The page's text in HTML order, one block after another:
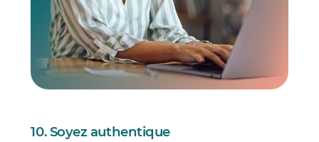
10. Soyez authentique